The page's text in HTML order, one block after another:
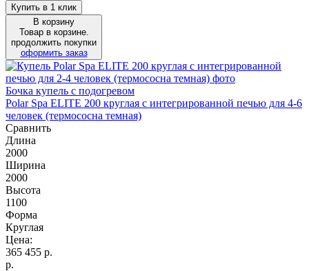
Купить в 1 клик
В корзину
Товар в корзине.
продолжить покупки
оформить заказ
Бочка купель с подогревом
Polar Spa ELITE 200 круглая с интегрированной печью для 4-6
человек (термососна темная)
Сравнить
Длина
2000
Ширина
2000
Высота
1100
Форма
Круглая
Цена:
365 455 р.
р.